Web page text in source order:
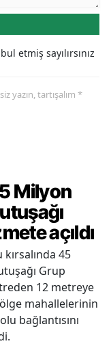
etmiş sayılırsınız
yazın, tartışalım *
Milyon
açıldı
45
Grup
12 metreye
mahallelerinin
bağlantısını